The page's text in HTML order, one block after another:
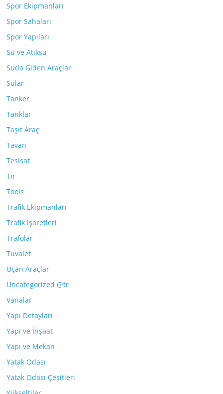
Spor Ekipmanları
Spor Sahaları
Spor Yapıları
Su ve Atıksu
Suda Giden Araçlar
Sular
Tanker
Tanklar
Taşıt Araç
Tavan
Tesisat
Tır
Tools
Trafik Ekipmanları
Trafik işaretleri
Trafolar
Tuvalet
Uçan Araçlar
Uncategorized @tr
Vanalar
Yapı Detayları
Yapı ve İnşaat
Yapı ve Mekan
Yatak Odası
Yatak Odası Çeşitleri